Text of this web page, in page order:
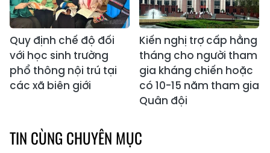
Quy định chế độ đối
với học sinh trường
phổ thông nội trú tại
các xã biên giới
Kiến nghị trợ cấp hằng
tháng cho người tham
gia kháng chiến hoặc
có 10-15 năm tham gia
Quân đội
TIN CÙNG CHUYÊN MỤC